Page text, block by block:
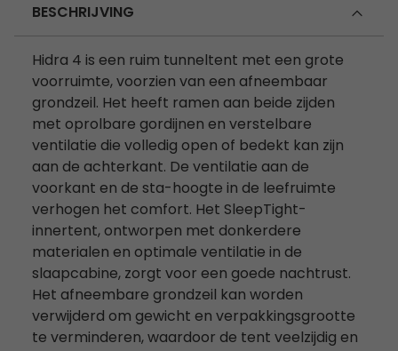
BESCHRIJVING
Hidra 4 is een ruim tunneltent met een grote
voorruimte, voorzien van een afneembaar
grondzeil. Het heeft ramen aan beide zijden
met oprolbare gordijnen en verstelbare
ventilatie die volledig open of bedekt kan zijn
aan de achterkant. De ventilatie aan de
voorkant en de sta-hoogte in de leefruimte
verhogen het comfort. Het SleepTight-
innertent, ontworpen met donkerdere
materialen en optimale ventilatie in de
slaapcabine, zorgt voor een goede nachtrust.
Het afneembare grondzeil kan worden
verwijderd om gewicht en verpakkingsgrootte
te verminderen, waardoor de tent veelzijdig en